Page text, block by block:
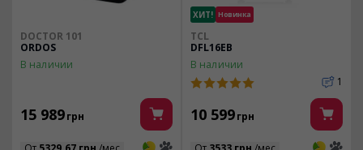
DOCTOR 101
ORDOS
В наличии
15 989грн
3 3
ХИТ! Новинка
TCL
DFL16EB
В наличии
1
10 599грн
3 3